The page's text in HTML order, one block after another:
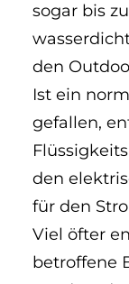
sogar bis
den
Ist ein
gefallen,
den
für den
Viel öfter
betroffene